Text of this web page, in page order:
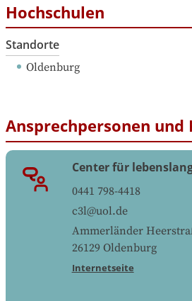
Hochschulen
Standorte
Oldenburg
Ansprechpersonen
Center für
0441 798-4418
c3l@uol.de
Ammerländer
26129 Oldenburg
Internetseite